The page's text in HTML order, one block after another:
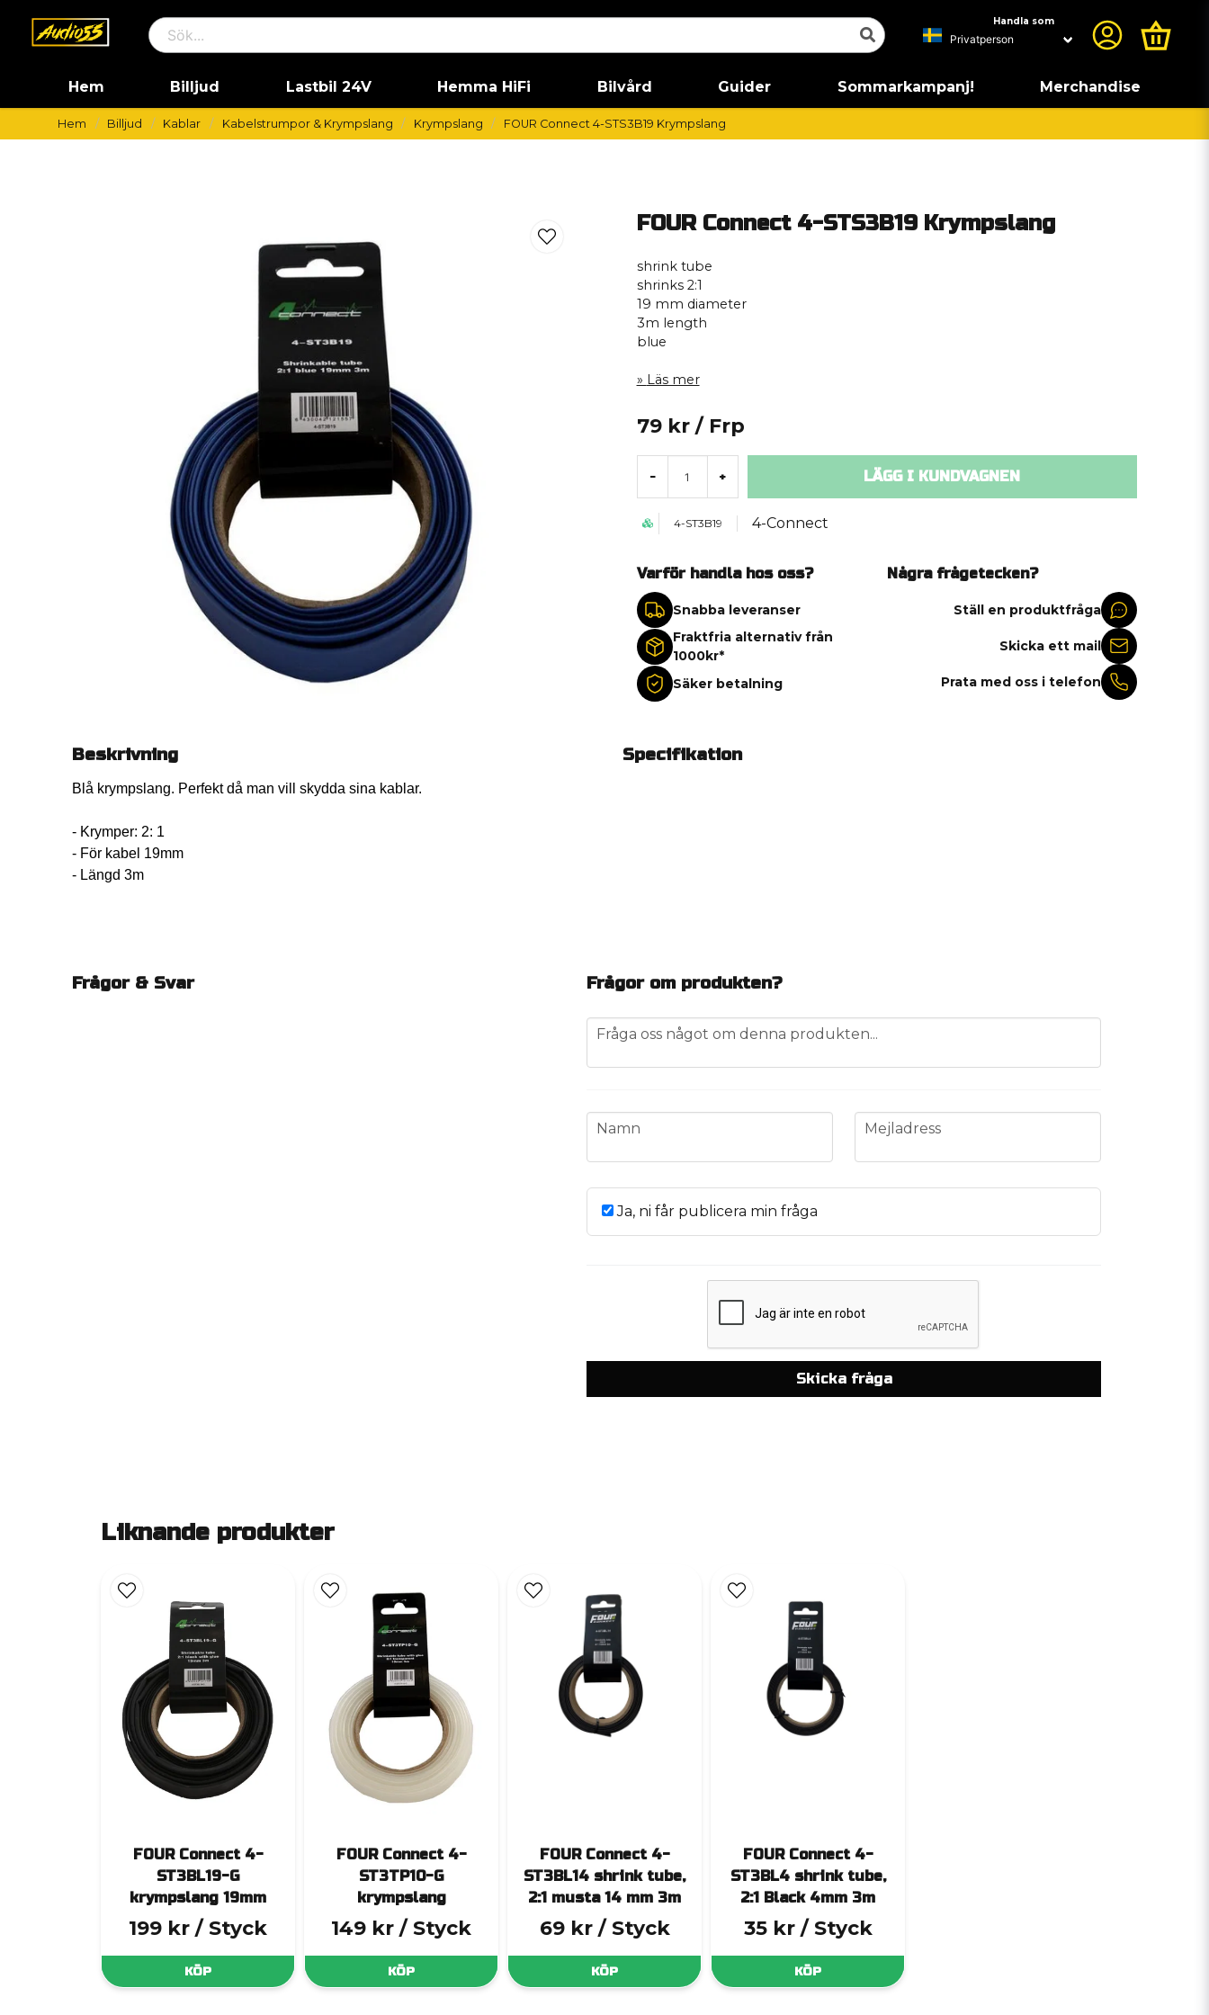
Handla som
Hem Billjud Lastbil 24V Hemma HiFi Bilvård Guider Sommarkampanj! Merchandise
Hem Billjud Kablar Kabelstrumpor & Krympslang Krympslang FOUR Connect 4-STS3B19 Krympslang
FOUR Connect 4-STS3B19 Krympslang
shrink tube
shrinks 2:1
19 mm diameter
3m length
blue
Läs mer
79 kr / Frp
- + LÄGG I KUNDVAGNEN
4-ST3B19 4-Connect
Varför handla hos oss?
Snabba leveranser
Fraktfria alternativ från
1000kr*
Säker betalning
Några frågetecken?
Ställ en produktfråga
Skicka ett mail
Prata med oss i telefon
Beskrivning
Blå krympslang. Perfekt då man vill skydda sina kablar.
- Krymper: 2: 1
- För kabel 19mm
- Längd 3m
Specifikation
Frågor & Svar Frågor om produkten?
question
Fråga oss något om denna produkten...
name
Namn email
Mejladress
Ja, ni får publicera min fråga
Skicka fråga
Liknande produkter
FOUR Connect 4-
ST3BL19-G
krympslang 19mm
199 kr / Styck
KÖP
FOUR Connect 4-
ST3TP10-G
krympslang
149 kr / Styck
KÖP
FOUR Connect 4-
ST3BL14 shrink tube,
2:1 musta 14 mm 3m
69 kr / Styck
KÖP
FOUR Connect 4-
ST3BL4 shrink tube,
2:1 Black 4mm 3m
35 kr / Styck
KÖP